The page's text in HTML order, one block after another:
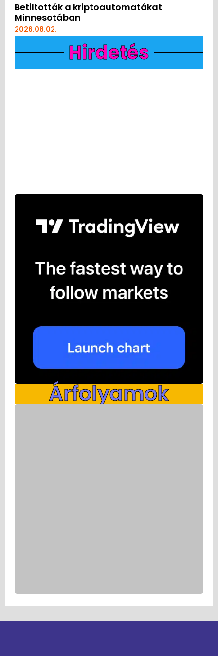
Betiltották a kriptoautomatákat
Minnesotában
2026.08.02.
Hirdetés
Árfolyamok